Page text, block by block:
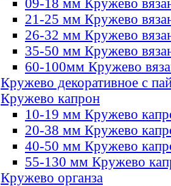
09-18 мм Кружево
21-25 мм Кружево
26-32 мм Кружево
35-50 мм Кружево
60-100мм Кружево
Кружево декоративное с
Кружево капрон
10-19 мм Кружево
20-38 мм Кружево
40-50 мм Кружево
55-130 мм Кружево
Кружево органза